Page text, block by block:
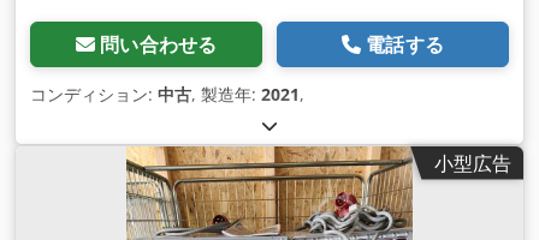
問い合わせる 電話する
コンディション: 中古, 製造年: 2021,
小型広告